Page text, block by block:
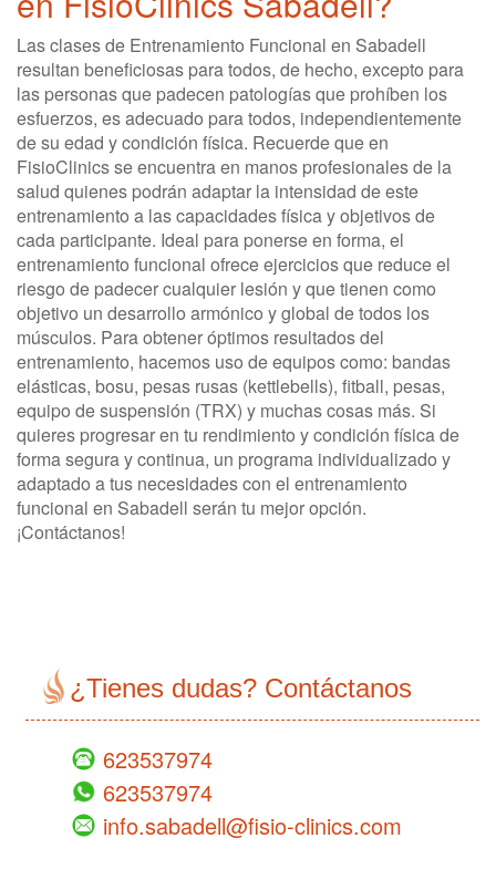
Las clases de Entrenamiento Funcional en Sabadell
resultan beneficiosas para todos, de hecho, excepto para
las personas que padecen patologías que prohíben los
esfuerzos, es adecuado para todos, independientemente
de su edad y condición física. Recuerde que en
FisioClinics se encuentra en manos profesionales de la
salud quienes podrán adaptar la intensidad de este
entrenamiento a las capacidades física y objetivos de
cada participante. Ideal para ponerse en forma, el
entrenamiento funcional ofrece ejercicios que reduce el
riesgo de padecer cualquier lesión y que tienen como
objetivo un desarrollo armónico y global de todos los
músculos. Para obtener óptimos resultados del
entrenamiento, hacemos uso de equipos como: bandas
elásticas, bosu, pesas rusas (kettlebells), fitball, pesas,
equipo de suspensión (TRX) y muchas cosas más. Si
quieres progresar en tu rendimiento y condición física de
forma segura y continua, un programa individualizado y
adaptado a tus necesidades con el entrenamiento
funcional en Sabadell serán tu mejor opción.
¡Contáctanos!
¿Tienes dudas? Contáctanos
623537974
623537974
info.sabadell@fisio-clinics.com